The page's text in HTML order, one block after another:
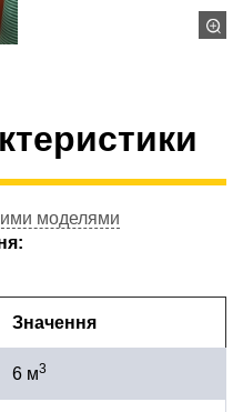
моделями
Значення
6 м3